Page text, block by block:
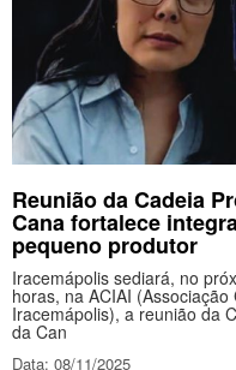
Reunião da Cadeia
Cana fortalece
pequeno produtor
Iracemápolis sediará, no
horas, na ACIAI
Iracemápolis), a reunião da
da Can
Data: 08/11/2025